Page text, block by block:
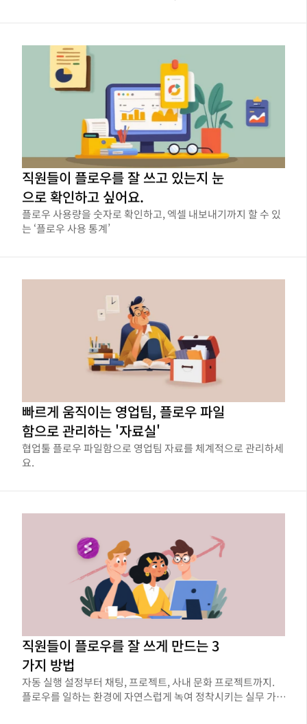
직원들이 플로우를 잘 쓰고 있는지 눈
으로 확인하고 싶어요.
플로우 사용량을 숫자로 확인하고, 엑셀 내보내기까지 할 수 있
는 ‘플로우 사용 통계’
빠르게 움직이는 영업팀, 플로우 파일
함으로 관리하는 '자료실'
협업툴 플로우 파일함으로 영업팀 자료를 체계적으로 관리하세
요.
직원들이 플로우를 잘 쓰게 만드는 3
가지 방법
자동 실행 설정부터 채팅, 프로젝트, 사내 문화 프로젝트까지.
플로우를 일하는 환경에 자연스럽게 녹여 정착시키는 실무 가